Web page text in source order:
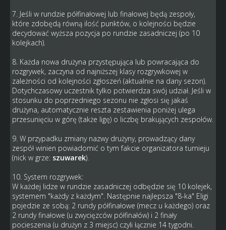
7. Jeśli w rundzie półfinałowej lub finałowej będą zespoły,
które zdobędą równą ilość punktów, o kolejności będzie
decydować wyższa pozycja po rundzie zasadniczej (po 10
kolejkach).
8. Każda nowa drużyna przystępująca lub powracająca do
rozgrywek, zaczyna od najniższej klasy rozgrywkowej w
zależności od kolejności zgłoszeń (aktualnie na dany sezon).
Dotychczasowy uczestnik tylko potwierdza swój udział. Jeśli w
stosunku do poprzedniego sezonu nie zgłosi się jakaś
drużyna, automatycznie reszta zestawienia poniżej ulega
przesunięciu w górę (także ligę) o liczbę brakujących zespołów.
9. W przypadku zmiany nazwy drużyny, prowadzący dany
zespół winien powiadomić o tym fakcie organizatora turnieju
(nick w grze: szuwarek).
10. System rozgrywek:
W każdej lidze w rundzie zasadniczej odbędzie się 10 kolejek,
systemem "każdy z każdym". Następnie najlepsza "8-ka" Eligi
pojedzie ze sobą: 2 rundy półfinałowe (mecz u każdego) oraz
2 rundy finałowe (u zwycięzców półfinałów) i 2 finały
pocieszenia (u drużyn z 3 miejsc) czyli łącznie 14 tygodni.